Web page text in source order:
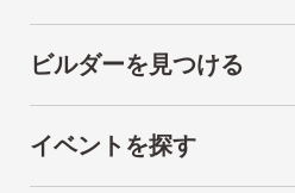
ビルダーを見つける
イベントを探す